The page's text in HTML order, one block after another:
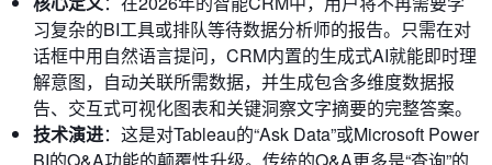
习复杂的BI工具或排队等待数据分析师的报告。只需在对
话框中用自然语言提问，CRM内置的生成式AI就能即时理
解意图，自动关联所需数据，并生成包含多维度数据报
告、交互式可视化图表和关键洞察文字摘要的完整答案。
技术演进：这是对Tableau的“Ask Data”或Microsoft Power